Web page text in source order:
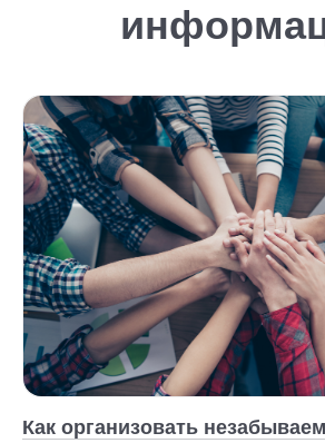
Как организовать